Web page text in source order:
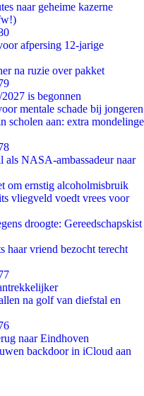
naar geheime kazerne
afpersing 12-jarige
na ruzie over pakket
is begonnen
mentale schade bij jongeren
scholen aan: extra mondelinge
NASA-ambassadeur naar
om ernstig alcoholmisbruik
vliegveld voedt vrees voor
droogte: Gereedschapskist
haar vriend bezocht terecht
na golf van diefstal en
naar Eindhoven
backdoor in iCloud aan